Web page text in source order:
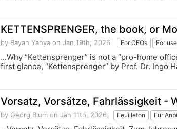
KETTENSPRENGER, the book, or
by Bayan Yahya on Jan 19th, 2026 For CEOs For
...Why “Kettensprenger” is not a “pro-home
first glance, “Kettensprenger” by Prof. Dr. Ingo
Vorsatz, Vorsätze, Fahrlässigkeit -
by Georg Blum on Jan 11th, 2026 Feuilleton Für